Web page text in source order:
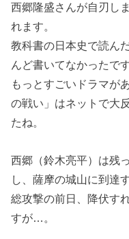
西郷隆盛さんが自刃し
れます。
教科書の日本史で読ん
んど書いてなかったで
もっとすごいドラマが
の戦い」はネットで大
たね。
西郷（鈴木亮平）は残
し、薩摩の城山に到達
総攻撃の前日、降伏す
すが…。